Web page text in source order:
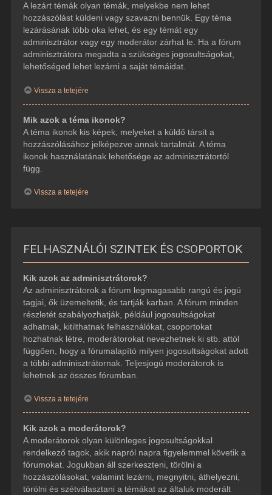
A lezárt témák olyan témák, melyekbe nem lehet
hozzászólást küldeni vagy szavazni bennük. Egy téma
lezárásának több oka lehet, és egy témát egy
adminisztrátor vagy egy moderátor zárhat le. Ha a fórum
adminisztrátora megadta a szükséges jogosultságokat,
lehetőséged lehet lezárni a saját témáidat.
Vissza a tetejére
Mik azok a téma ikonok?
A téma ikonok kis képek, melyeket a küldő társít a
hozzászólásához jelképezve annak tartalmát. A téma
ikonok használatának lehetősége az adminisztrátortól
függ.
Vissza a tetejére
FELHASZNÁLÓI SZINTEK ÉS CSOPORTOK
Kik azok az adminisztrátorok?
Az adminisztrátorok a fórum legmagasabb rangú és jogú
tagjai, ők üzemeltetik, és tartják karban. A fórum minden
részletét szabályozhatják, például jogosultságokat
adhatnak, kitilthatnak felhasználókat, csoportokat
hozhatnak létre, moderátorokat nevezhetnek ki stb. attól
függően, hogy a fórumalapító milyen jogosultságokat adott
a többi adminisztrátornak. Teljesjogú moderátorok is
lehetnek az összes fórumban.
Vissza a tetejére
Kik azok a moderátorok?
A moderátorok olyan különleges jogosultságokkal
rendelkező tagok, akik napról napra figyelemmel követik a
fórumokat. Jogukban áll szerkeszteni, törölni a
hozzászólásokat, valamint lezárni, megnyitni, áthelyezni,
törölni és szétválasztani a témákat az általuk moderált